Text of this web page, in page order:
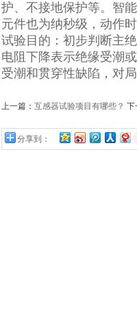
护、不接地保护等。智
元件也为纳秒级，动作
试验目的：初步判断主
电阻下降表示绝缘受潮
受潮和贯穿性缺陷，对
上一篇： 互感器试验项目有哪些？ 下
分享到：